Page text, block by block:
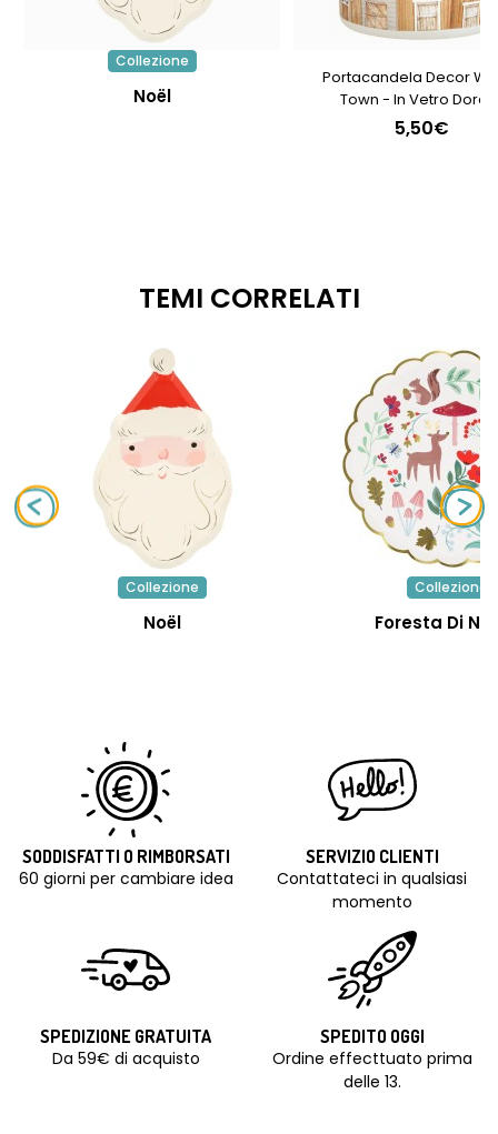
Collezione
Noël
Portacandela Decor
Town - In Vetro
5,50€
TEMI CORRELATI
Collezione
Noël
Collezione
Foresta Di
SODDISFATTI O RIMBORSATI
60 giorni per cambiare idea
SERVIZIO CLIENTI
Contattateci in qualsiasi
momento
SPEDIZIONE GRATUITA
Da 59€ di acquisto
SPEDITO OGGI
Ordine effecttuato prima
delle 13.